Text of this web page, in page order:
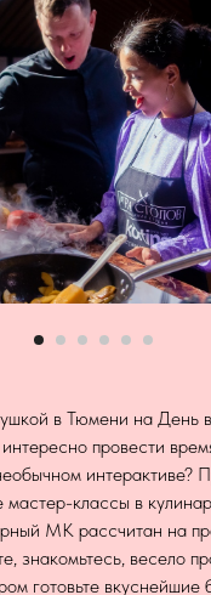
в Тюмени на День
провести
интерактиве?
мастер-классы в
МК рассчитан на
знакомьтесь, весело
готовьте вкуснейшие